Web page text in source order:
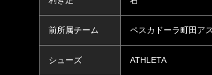
前所属チーム ペスカドーラ町田ア
シューズ ATHLETA